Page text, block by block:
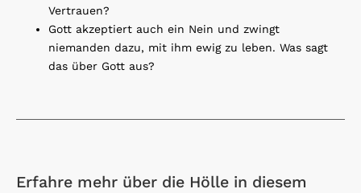
Vertrauen?
Gott akzeptiert auch ein Nein und zwingt
niemanden dazu, mit ihm ewig zu leben. Was sagt
das über Gott aus?
Erfahre mehr über die Hölle in diesem